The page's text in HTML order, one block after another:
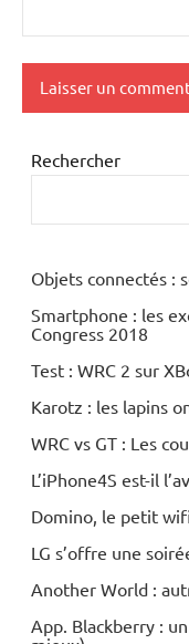
Rechercher
Objets connectés :
Smartphone : les
Congress 2018
Test : WRC 2 sur
Karotz : les lapins
WRC vs GT : Les
L’iPhone4S est-il
Domino, le petit
LG s’offre une
Another World :
App. Blackberry :